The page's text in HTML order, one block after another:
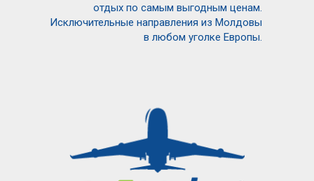
отдых по самым выгодным ценам.
Исключительные направления из Молдовы
в любом уголке Европы.